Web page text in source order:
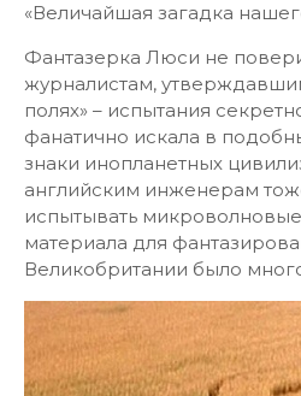
«Величайшая загадка
Фантазерка Люси не
журналистам,
полях» – испытания
фанатично искала в
знаки инопланетных
английским инженерам
испытывать микроволновые
материала для
Великобритании было